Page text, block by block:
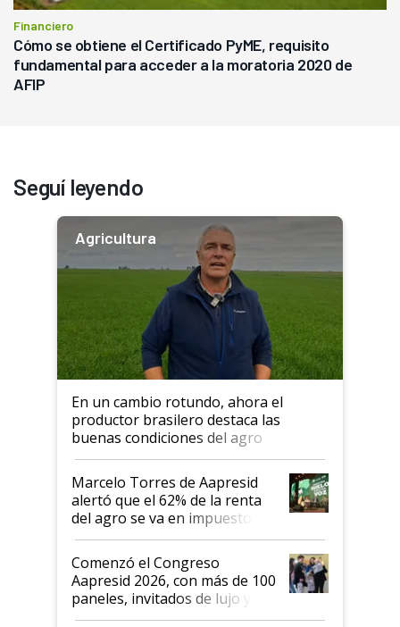
Financiero
Cómo se obtiene el Certificado PyME, requisito
fundamental para acceder a la moratoria 2020 de
AFIP
Seguí leyendo
Agricultura
En un cambio rotundo, ahora el
productor brasilero destaca las
buenas condiciones del agro
argentino para invertir: "Los veo
más motivados"
Marcelo Torres de Aapresid
alertó que el 62% de la renta
del agro se va en impuestos:
"No es bueno que en
Argentina se sigan discutiendo
las mismas cosas de hace 50
años"
Comenzó el Congreso
Aapresid 2026, con más de 100
paneles, invitados de lujo y
todas las tendencias